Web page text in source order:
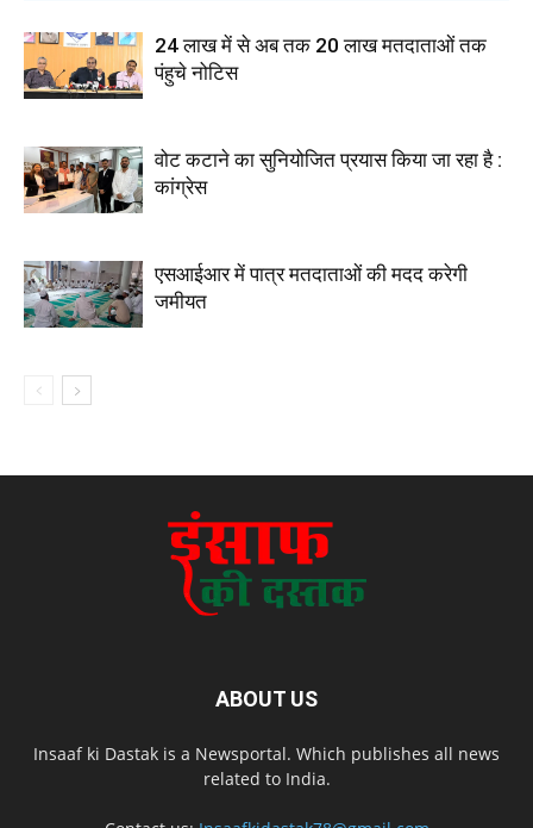
24 लाख में से अब तक 20 लाख मतदाताओं तक
पंहुचे नोटिस
वोट कटाने का सुनियोजित प्रयास किया जा रहा है :
कांग्रेस
एसआईआर में पात्र मतदाताओं की मदद करेगी
जमीयत
ABOUT US
Insaaf ki Dastak is a Newsportal. Which publishes all news
related to India.